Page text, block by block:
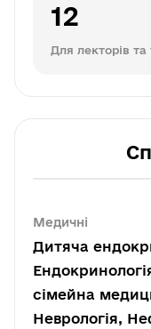
12
Для лекторів та
Медичні
Дитяча
сімейна
Неврологія,